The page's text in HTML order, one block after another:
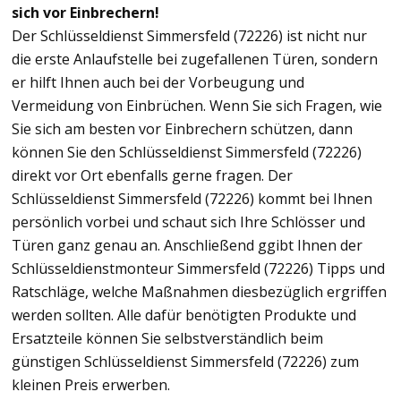
sich vor Einbrechern!
Der Schlüsseldienst Simmersfeld (72226) ist nicht nur
die erste Anlaufstelle bei zugefallenen Türen, sondern
er hilft Ihnen auch bei der Vorbeugung und
Vermeidung von Einbrüchen. Wenn Sie sich Fragen, wie
Sie sich am besten vor Einbrechern schützen, dann
können Sie den Schlüsseldienst Simmersfeld (72226)
direkt vor Ort ebenfalls gerne fragen. Der
Schlüsseldienst Simmersfeld (72226) kommt bei Ihnen
persönlich vorbei und schaut sich Ihre Schlösser und
Türen ganz genau an. Anschließend ggibt Ihnen der
Schlüsseldienstmonteur Simmersfeld (72226) Tipps und
Ratschläge, welche Maßnahmen diesbezüglich ergriffen
werden sollten. Alle dafür benötigten Produkte und
Ersatzteile können Sie selbstverständlich beim
günstigen Schlüsseldienst Simmersfeld (72226) zum
kleinen Preis erwerben.